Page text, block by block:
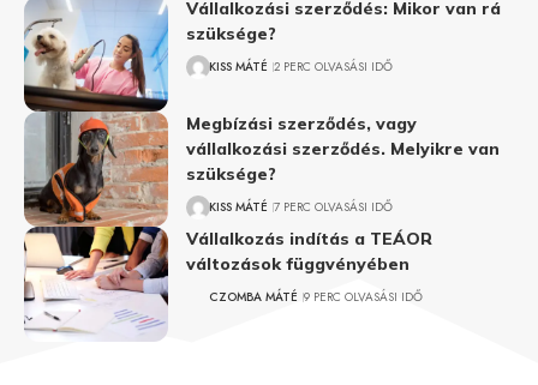
Vállalkozási szerződés: Mikor van rá
szüksége?
KISS MÁTÉ 2 PERC OLVASÁSI IDŐ
Megbízási szerződés, vagy
vállalkozási szerződés. Melyikre van
szüksége?
KISS MÁTÉ 7 PERC OLVASÁSI IDŐ
Vállalkozás indítás a TEÁOR
változások függvényében
CZOMBA MÁTÉ 9 PERC OLVASÁSI IDŐ